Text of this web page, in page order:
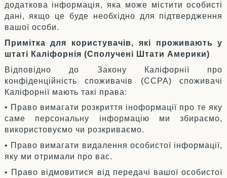
додаткова інформація, яка може містити особисті
дані, якщо це буде необхідно для підтвердження
вашої особи.
Примітка для користувачів, які проживають у
штаті Каліфорнія (Сполучені Штати Америки)
Відповідно до Закону Каліфорнії про
конфіденційність споживачів (CCPA) споживачі
Каліфорнії мають такі права:
• Право вимагати розкриття іноформації про те яку
саме персональну інформацію ми збираємо,
використовуємо чи розкриваємо.
• Право вимагати видалення особистої інформації,
яку ми отримали про вас.
• Право відмовитися від передачі вашої особистої